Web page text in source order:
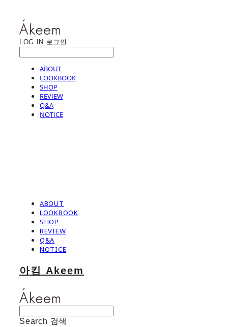
LOG IN 로그인
ABOUT
LOOKBOOK
SHOP
REVIEW
Q&A
NOTICE
ABOUT
LOOKBOOK
SHOP
REVIEW
Q&A
NOTICE
아킴 Akeem
Search 검색